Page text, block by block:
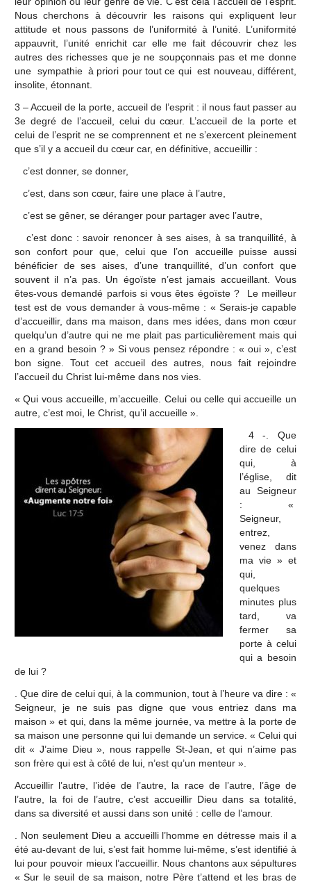
Nous cherchons à découvrir les raisons qui expliquent leur
attitude et nous passons de l’uniformité à l’unité. L’uniformité
appauvrit, l’unité enrichit car elle me fait découvrir chez les
autres des richesses que je ne soupçonnais pas et me donne
une sympathie à priori pour tout ce qui est nouveau, différent,
insolite, étonnant.
3 – Accueil de la porte, accueil de l’esprit : il nous faut passer au
3e degré de l’accueil, celui du cœur. L’accueil de la porte et
celui de l’esprit ne se comprennent et ne s’exercent pleinement
que s’il y a accueil du cœur car, en définitive, accueillir :
c’est donner, se donner,
c’est, dans son cœur, faire une place à l’autre,
c’est se gêner, se déranger pour partager avec l’autre,
c’est donc : savoir renoncer à ses aises, à sa tranquillité, à
son confort pour que, celui que l’on accueille puisse aussi
bénéficier de ses aises, d’une tranquillité, d’un confort que
souvent il n’a pas. Un égoïste n’est jamais accueillant. Vous
êtes-vous demandé parfois si vous êtes égoïste ? Le meilleur
test est de vous demander à vous-même : « Serais-je capable
d’accueillir, dans ma maison, dans mes idées, dans mon cœur
quelqu’un d’autre qui ne me plait pas particulièrement mais qui
en a grand besoin ? » Si vous pensez répondre : « oui », c’est
bon signe. Tout cet accueil des autres, nous fait rejoindre
l’accueil du Christ lui-même dans nos vies.
« Qui vous accueille, m’accueille. Celui ou celle qui accueille un
autre, c’est moi, le Christ, qu’il accueille ».
4 -. Que
dire de celui
qui, à
l’église, dit
au Seigneur
: «
Seigneur,
entrez,
venez dans
ma vie » et
qui,
quelques
minutes plus
tard, va
fermer sa
porte à celui
qui a besoin
de lui ?
. Que dire de celui qui, à la communion, tout à l’heure va dire : «
Seigneur, je ne suis pas digne que vous entriez dans ma
maison » et qui, dans la même journée, va mettre à la porte de
sa maison une personne qui lui demande un service. « Celui qui
dit « J’aime Dieu », nous rappelle St-Jean, et qui n’aime pas
son frère qui est à côté de lui, n’est qu’un menteur ».
Accueillir l’autre, l’idée de l’autre, la race de l’autre, l’âge de
l’autre, la foi de l’autre, c’est accueillir Dieu dans sa totalité,
dans sa diversité et aussi dans son unité : celle de l’amour.
. Non seulement Dieu a accueilli l’homme en détresse mais il a
été au-devant de lui, s’est fait homme lui-même, s’est identifié à
lui pour pouvoir mieux l’accueillir. Nous chantons aux sépultures
« Sur le seuil de sa maison, notre Père t’attend et les bras de